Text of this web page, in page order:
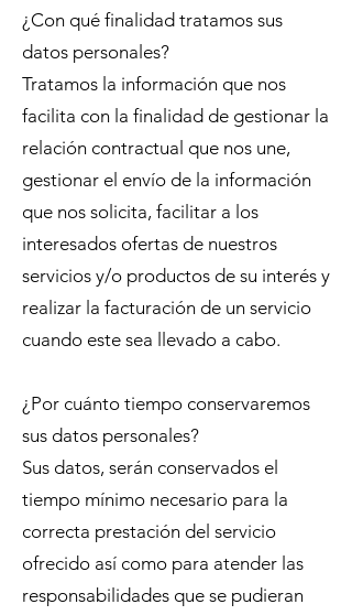
¿Con qué finalidad tratamos sus
datos personales?
Tratamos la información que nos
facilita con la finalidad de gestionar la
relación contractual que nos une,
gestionar el envío de la información
que nos solicita, facilitar a los
interesados ofertas de nuestros
servicios y/o productos de su interés y
realizar la facturación de un servicio
cuando este sea llevado a cabo.
¿Por cuánto tiempo conservaremos
sus datos personales?
Sus datos, serán conservados el
tiempo mínimo necesario para la
correcta prestación del servicio
ofrecido así como para atender las
responsabilidades que se pudieran